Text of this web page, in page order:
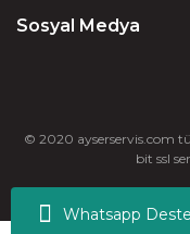
Whatsapp
Sosyal Medya
© 2020 ayserservis.com
bit ssl